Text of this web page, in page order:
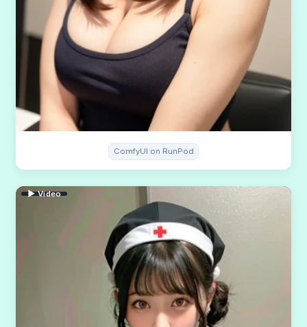
ComfyUI on RunPod
▶ Video